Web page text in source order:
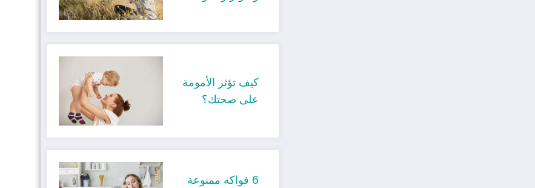
كيف تؤثر الأمومة
على صحتك؟
6 فواكه ممنوعة